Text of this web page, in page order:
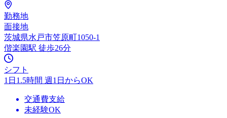
勤務地
面接地
茨城県水戸市笠原町1050-1
偕楽園駅 徒歩26分
シフト
1日1.5時間 週1日からOK
交通費支給
未経験OK